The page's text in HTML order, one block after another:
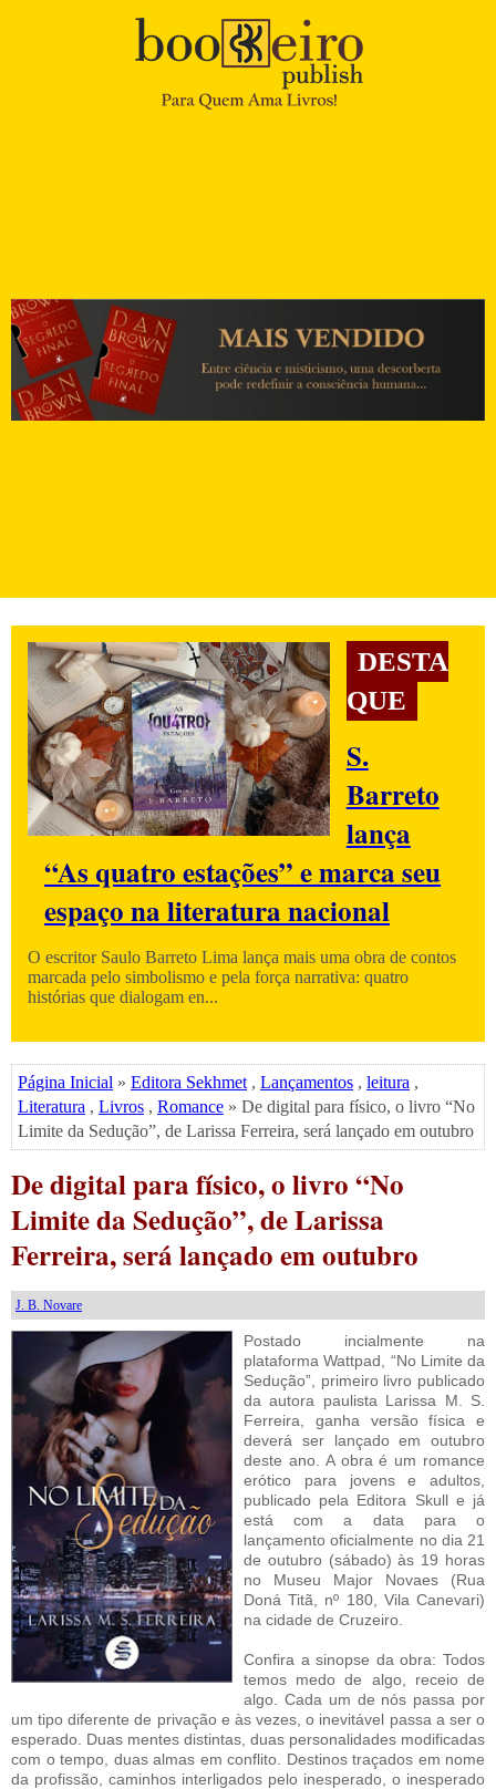
DESTA
QUE
S.
Barreto
lança
“As quatro estações” e marca seu
espaço na literatura nacional
O escritor Saulo Barreto Lima lança mais uma obra de contos
marcada pelo simbolismo e pela força narrativa: quatro
histórias que dialogam en...
Página Inicial » Editora Sekhmet , Lançamentos , leitura ,
Literatura , Livros , Romance » De digital para físico, o livro “No
Limite da Sedução”, de Larissa Ferreira, será lançado em outubro
De digital para físico, o livro “No
Limite da Sedução”, de Larissa
Ferreira, será lançado em outubro
J. B. Novare
Postado incialmente na
plataforma Wattpad, “No Limite da
Sedução”, primeiro livro publicado
da autora paulista Larissa M. S.
Ferreira, ganha versão física e
deverá ser lançado em outubro
deste ano. A obra é um romance
erótico para jovens e adultos,
publicado pela Editora Skull e já
está com a data para o
lançamento oficialmente no dia 21
de outubro (sábado) às 19 horas
no Museu Major Novaes (Rua
Doná Titã, nº 180, Vila Canevari)
na cidade de Cruzeiro.
Confira a sinopse da obra: Todos
temos medo de algo, receio de
algo. Cada um de nós passa por
um tipo diferente de privação e às vezes, o inevitável passa a ser o
esperado. Duas mentes distintas, duas personalidades modificadas
com o tempo, duas almas em conflito. Destinos traçados em nome
da profissão, caminhos interligados pelo inesperado, o inesperado